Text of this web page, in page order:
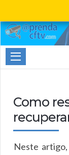
Aprenda
CTFV.com
Como
Neste